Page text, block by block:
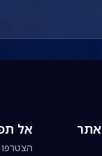
אתר אל